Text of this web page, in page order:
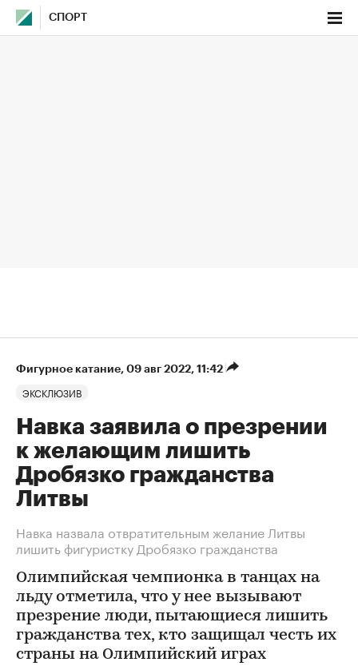
СПОРТ
Фигурное катание⁠, 09 авг 2022, 11:42
ЭКСКЛЮЗИВ
Навка заявила о презрении
к желающим лишить
Дробязко гражданства
Литвы
Навка назвала отвратительным желание Литвы
лишить фигуристку Дробязко гражданства
Олимпийская чемпионка в танцах на
льду отметила, что у нее вызывают
презрение люди, пытающиеся лишить
гражданства тех, кто защищал честь их
страны на Олимпийский играх